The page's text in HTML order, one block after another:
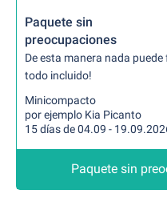
Paquete sin
preocupaciones
De esta manera nada
todo incluido!
Minicompacto
por ejemplo Kia Picanto
15 días de 04.09 -
Paquete sin